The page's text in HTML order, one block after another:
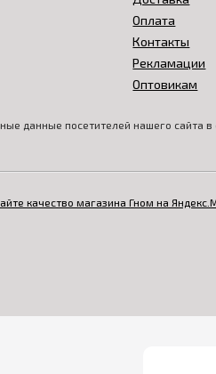
Оплата
Контакты
Рекламации
Оптовикам
данные посетителей нашего сайта в